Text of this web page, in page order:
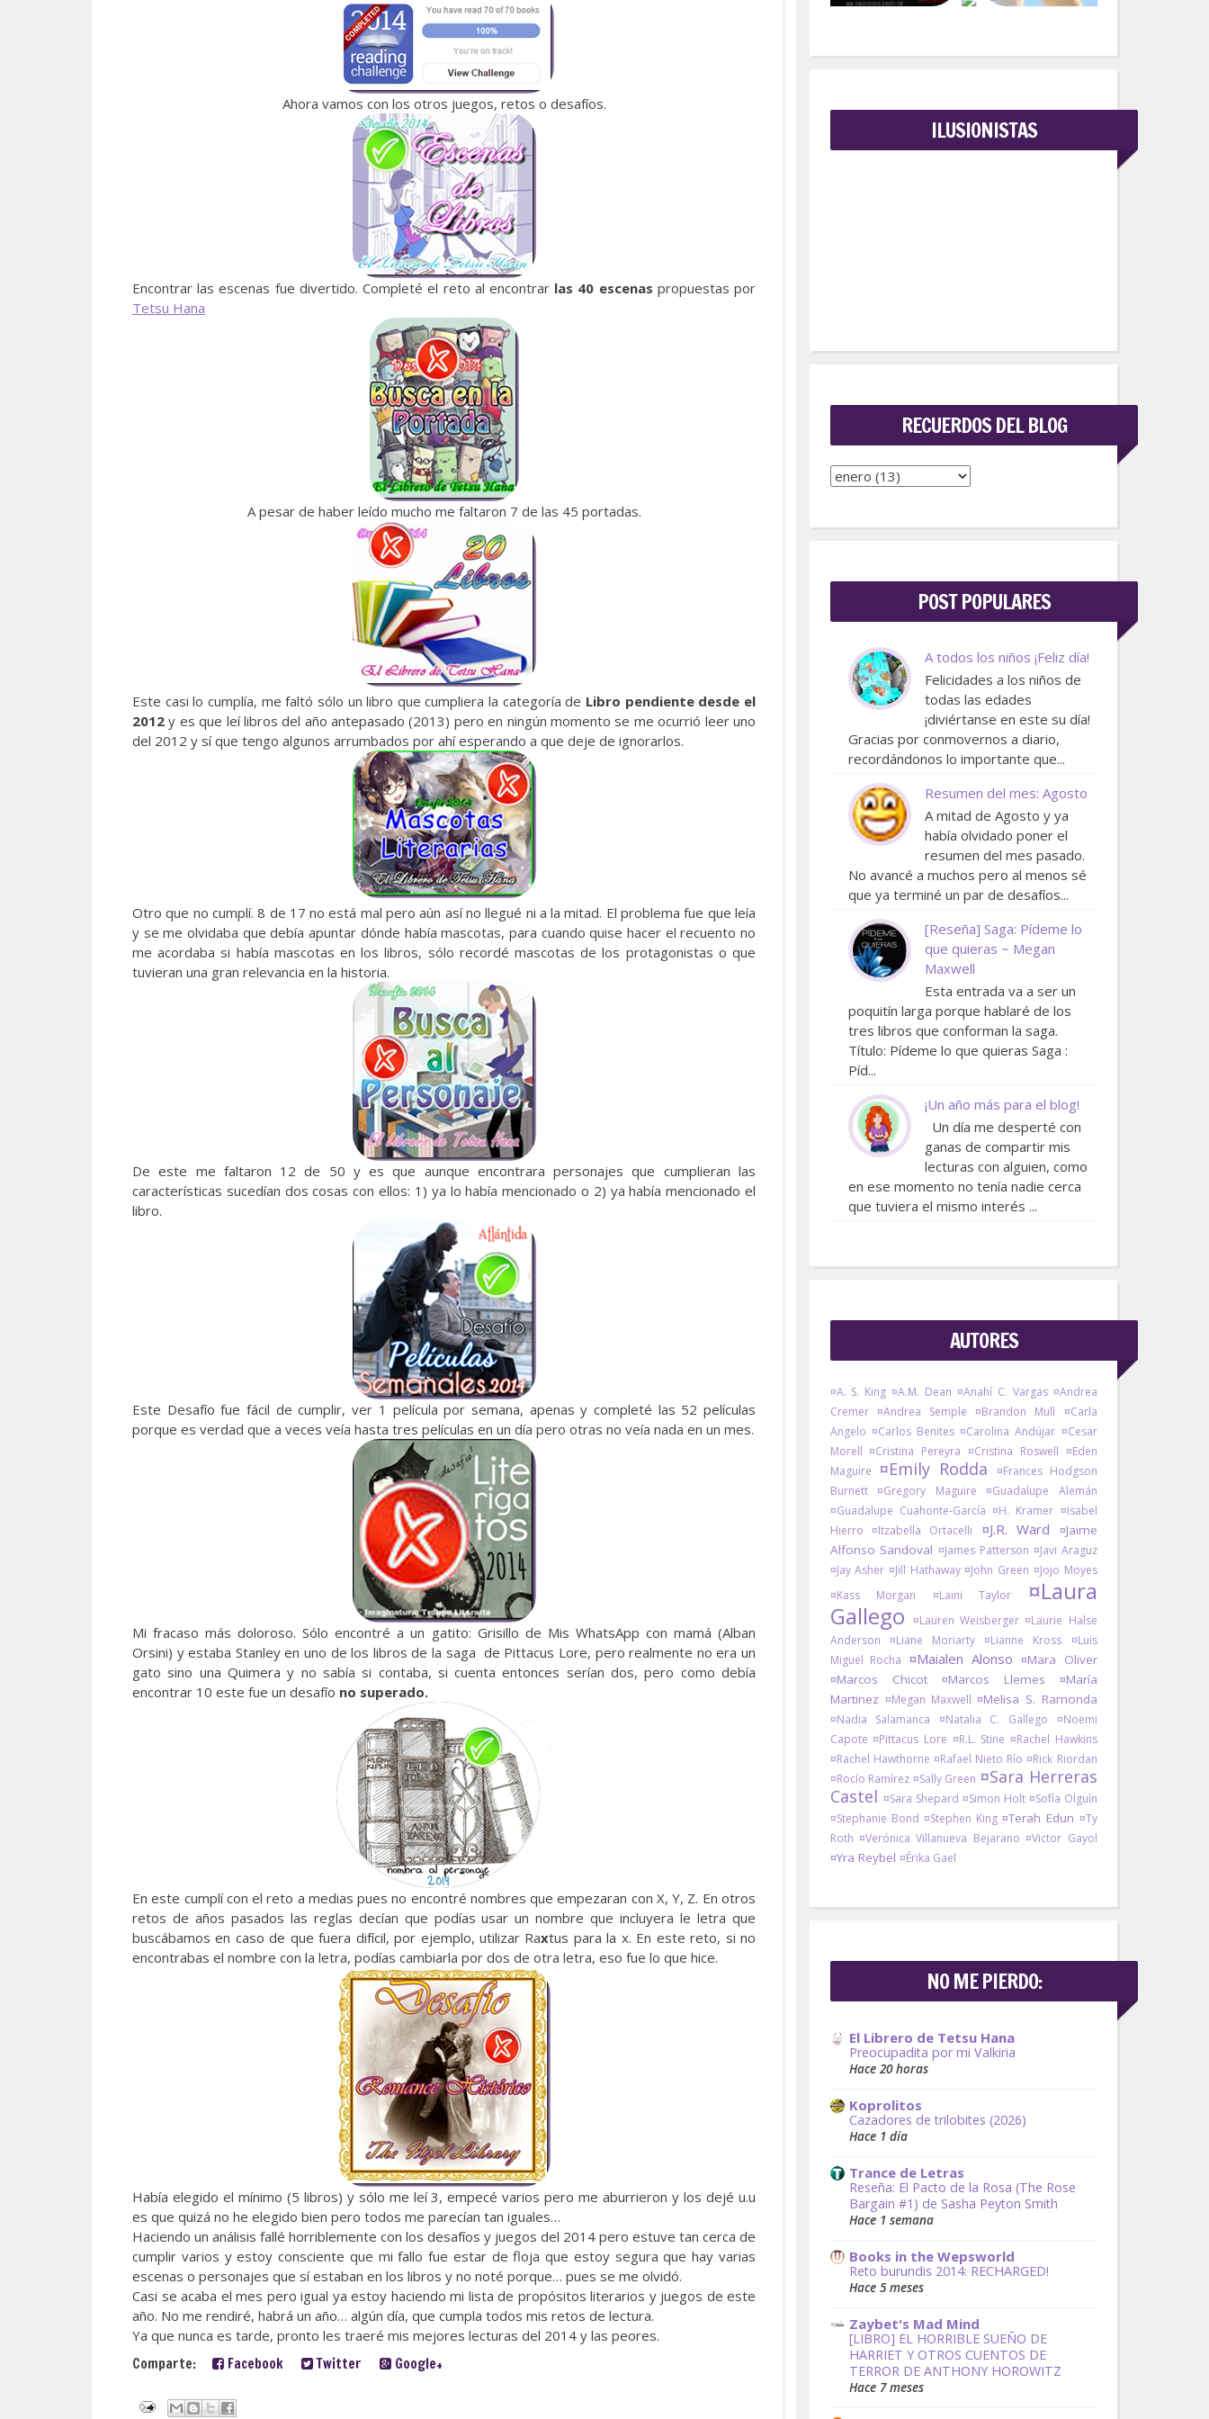
Ahora vamos con los otros juegos, retos o desafíos.
Encontrar las escenas fue divertido. Completé el reto al encontrar las 40 escenas propuestas por
Tetsu Hana
A pesar de haber leído mucho me faltaron 7 de las 45 portadas.
Este casi lo cumplía, me faltó sólo un libro que cumpliera la categoría de Libro pendiente desde el
2012 y es que leí libros del año antepasado (2013) pero en ningún momento se me ocurrió leer uno
del 2012 y sí que tengo algunos arrumbados por ahí esperando a que deje de ignorarlos.
Otro que no cumplí. 8 de 17 no está mal pero aún así no llegué ni a la mitad. El problema fue que leía
y se me olvidaba que debía apuntar dónde había mascotas, para cuando quise hacer el recuento no
me acordaba si había mascotas en los libros, sólo recordé mascotas de los protagonistas o que
tuvieran una gran relevancia en la historia.
De este me faltaron 12 de 50 y es que aunque encontrara personajes que cumplieran las
características sucedían dos cosas con ellos: 1) ya lo había mencionado o 2) ya había mencionado el
libro.
Este Desafío fue fácil de cumplir, ver 1 película por semana, apenas y completé las 52 películas
porque es verdad que a veces veía hasta tres películas en un día pero otras no veía nada en un mes.
Mi fracaso más doloroso. Sólo encontré a un gatito: Grisillo de Mis WhatsApp con mamá (Alban
Orsini) y estaba Stanley en uno de los libros de la saga de Pittacus Lore, pero realmente no era un
gato sino una Quimera y no sabía si contaba, si cuenta entonces serían dos, pero como debía
encontrar 10 este fue un desafío no superado.
En este cumplí con el reto a medias pues no encontré nombres que empezaran con X, Y, Z. En otros
retos de años pasados las reglas decían que podías usar un nombre que incluyera le letra que
buscábamos en caso de que fuera difícil, por ejemplo, utilizar Raxtus para la x. En este reto, si no
encontrabas el nombre con la letra, podías cambiarla por dos de otra letra, eso fue lo que hice.
Había elegido el mínimo (5 libros) y sólo me leí 3, empecé varios pero me aburrieron y los dejé u.u
es que quizá no he elegido bien pero todos me parecían tan iguales…
Haciendo un análisis fallé horriblemente con los desafíos y juegos del 2014 pero estuve tan cerca de
cumplir varios y estoy consciente que mi fallo fue estar de floja que estoy segura que hay varias
escenas o personajes que sí estaban en los libros y no noté porque… pues se me olvidó.
Casi se acaba el mes pero igual ya estoy haciendo mi lista de propósitos literarios y juegos de este
año. No me rendiré, habrá un año… algún día, que cumpla todos mis retos de lectura.
Ya que nunca es tarde, pronto les traeré mis mejores lecturas del 2014 y las peores.
Comparte: Facebook Twitter Google+
ILUSIONISTAS
RECUERDOS DEL BLOG
POST POPULARES
A todos los niños ¡Feliz día!
Felicidades a los niños de
todas las edades
¡diviértanse en este su día!
Gracias por conmovernos a diario,
recordándonos lo importante que...
Resumen del mes: Agosto
A mitad de Agosto y ya
había olvidado poner el
resumen del mes pasado.
No avancé a muchos pero al menos sé
que ya terminé un par de desafíos...
[Reseña] Saga: Pídeme lo
que quieras ~ Megan
Maxwell
Esta entrada va a ser un
poquitín larga porque hablaré de los
tres libros que conforman la saga.
Título: Pídeme lo que quieras Saga :
Píd...
¡Un año más para el blog!
Un día me desperté con
ganas de compartir mis
lecturas con alguien, como
en ese momento no tenía nadie cerca
que tuviera el mismo interés ...
AUTORES
¤A. S. King ¤A.M. Dean ¤Anahí C. Vargas ¤Andrea
Cremer
¤Andrea Semple ¤Brandon Mull
¤Carla
Angelo ¤Carlos Benites ¤Carolina Andújar ¤Cesar
Morell ¤Cristina Pereyra ¤Cristina Roswell ¤Eden
Maguire ¤Emily Rodda
¤Frances Hodgson
Burnett
¤Gregory Maguire
¤Guadalupe Alemán
¤Guadalupe Cuahonte-García ¤H. Kramer ¤Isabel
Hierro
¤Itzabella Ortacelli ¤J.R. Ward
¤Jaime
Alfonso Sandoval ¤James Patterson ¤Javi Araguz
¤Jay Asher ¤Jill Hathaway ¤John Green ¤Jojo Moyes
¤Kass Morgan
¤Laini Taylor
¤Laura
Gallego
¤Lauren Weisberger ¤Laurie Halse
Anderson
¤Liane Moriarty ¤Lianne Kross
¤Luis
Miguel Rocha ¤Maialen Alonso ¤Mara Oliver
¤Marcos Chicot
¤Marcos Llemes
¤María
Martinez ¤Megan Maxwell ¤Melisa S. Ramonda
¤Nadia Salamanca ¤Natalia C. Gallego
¤Noemi
Capote ¤Pittacus Lore ¤R.L. Stine ¤Rachel Hawkins
¤Rachel Hawthorne ¤Rafael Nieto Río ¤Rick Riordan
¤Rocío Ramírez ¤Sally Green ¤Sara Herreras
Castel ¤Sara Shepard ¤Simon Holt ¤Sofía Olguín
¤Stephanie Bond ¤Stephen King ¤Terah Edun ¤Ty
Roth ¤Verónica Villanueva Bejarano ¤Victor Gayol
¤Yra Reybel ¤Érika Gael
NO ME PIERDO:
El Librero de Tetsu Hana
Preocupadita por mi Valkiria
Hace 20 horas
Koprolitos
Cazadores de trilobites (2026)
Hace 1 día
Trance de Letras
Reseña: El Pacto de la Rosa (The Rose
Bargain #1) de Sasha Peyton Smith
Hace 1 semana
Books in the Wepsworld
Reto burundis 2014: RECHARGED!
Hace 5 meses
Zaybet's Mad Mind
[LIBRO] EL HORRIBLE SUEÑO DE
HARRIET Y OTROS CUENTOS DE
TERROR DE ANTHONY HOROWITZ
Hace 7 meses